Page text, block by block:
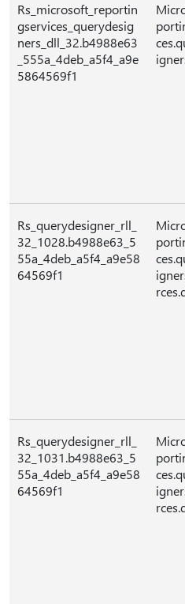
Rs_microsoft_reportin
gservices_querydesig
ners_dll_32.b4988e63
_555a_4deb_a5f4_a9e
5864569f1
Rs_querydesigner_rll_
32_1028.b4988e63_5
55a_4deb_a5f4_a9e58
64569f1
Rs_querydesigner_rll_
32_1031.b4988e63_5
55a_4deb_a5f4_a9e58
64569f1